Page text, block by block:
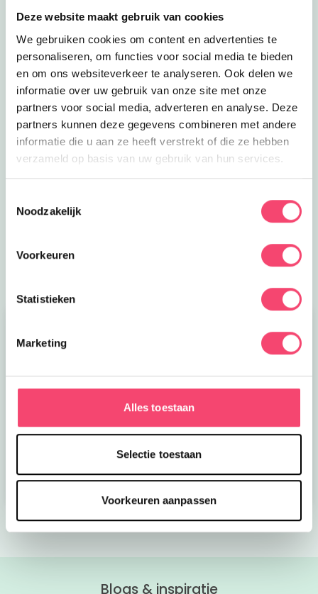
Deze website maakt gebruik van cookies
We gebruiken cookies om content en advertenties te
personaliseren, om functies voor social media te bieden
en om ons websiteverkeer te analyseren. Ook delen we
informatie over uw gebruik van onze site met onze
partners voor social media, adverteren en analyse. Deze
partners kunnen deze gegevens combineren met andere
informatie die u aan ze heeft verstrekt of die ze hebben
verzameld op basis van uw gebruik van hun services.
Noodzakelijk
Voorkeuren
Statistieken
Marketing
Alles toestaan
Selectie toestaan
Voorkeuren aanpassen
Een Kidsproof zomervakantie!
Zomervakantie in onze prachtige regio. Onze website
regenachtige dagen. Maak fijne herinneringen met
Naar de tips!
Kroon op de taart bij
CODA
Bekijk nu
zomerboeken voor
Bekijk nu
Blogs & inspiratie